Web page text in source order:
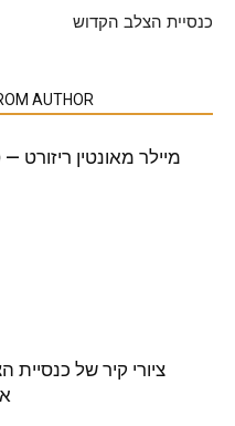
כנסיית הצלב הקדוש
AUTHOR
מיילר מאונטין ריזורט
ציורי קיר של כנסיית